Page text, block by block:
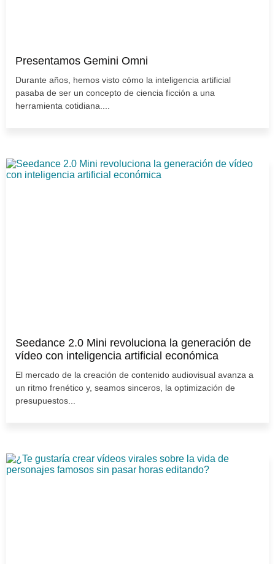
Presentamos Gemini Omni
Durante años, hemos visto cómo la inteligencia artificial
pasaba de ser un concepto de ciencia ficción a una
herramienta cotidiana....
Seedance 2.0 Mini revoluciona la generación de
vídeo con inteligencia artificial económica
El mercado de la creación de contenido audiovisual avanza a
un ritmo frenético y, seamos sinceros, la optimización de
presupuestos...